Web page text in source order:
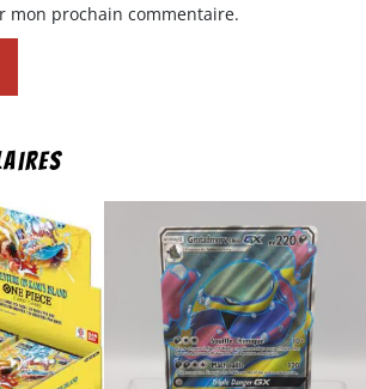
mon prochain commentaire.